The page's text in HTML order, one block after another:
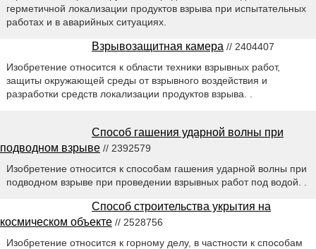
герметичной локализации продуктов взрыва при испытательных
работах и в аварийных ситуациях.
Взрывозащитная камера // 2404407
Изобретение относится к области техники взрывных работ,
защиты окружающей среды от взрывного воздействия и
разработки средств локализации продуктов взрыва. .
Способ гашения ударной волны при
подводном взрыве // 2392579
Изобретение относится к способам гашения ударной волны при
подводном взрыве при проведении взрывных работ под водой. .
Способ строительства укрытия на
космическом объекте // 2528756
Изобретение относится к горному делу, в частности к способам